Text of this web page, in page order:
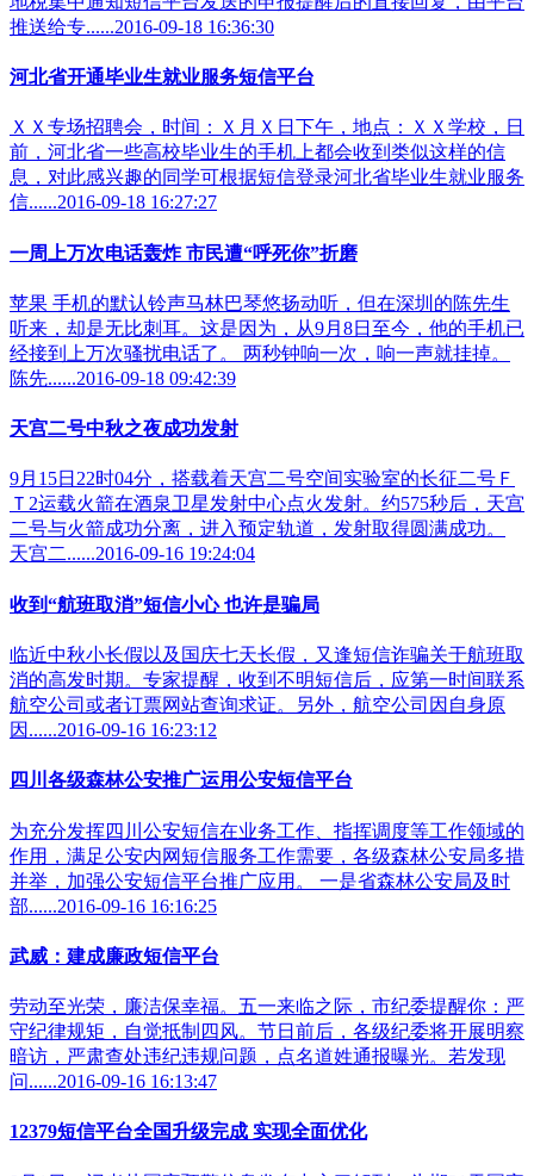
推送给专......2016-09-18 16:36:30
河北省开通毕业生就业服务短信平台
ＸＸ专场招聘会，时间：Ｘ月Ｘ日下午，地点：ＸＸ学校，日
前，河北省一些高校毕业生的手机上都会收到类似这样的信
息，对此感兴趣的同学可根据短信登录河北省毕业生就业服务
信......2016-09-18 16:27:27
一周上万次电话轰炸 市民遭“呼死你”折磨
苹果 手机的默认铃声马林巴琴悠扬动听，但在深圳的陈先生
听来，却是无比刺耳。这是因为，从9月8日至今，他的手机已
经接到上万次骚扰电话了。 两秒钟响一次，响一声就挂掉。
陈先......2016-09-18 09:42:39
天宫二号中秋之夜成功发射
9月15日22时04分，搭载着天宫二号空间实验室的长征二号Ｆ
Ｔ2运载火箭在酒泉卫星发射中心点火发射。约575秒后，天宫
二号与火箭成功分离，进入预定轨道，发射取得圆满成功。
天宫二......2016-09-16 19:24:04
收到“航班取消”短信小心 也许是骗局
临近中秋小长假以及国庆七天长假，又逢短信诈骗关于航班取
消的高发时期。专家提醒，收到不明短信后，应第一时间联系
航空公司或者订票网站查询求证。另外，航空公司因自身原
因......2016-09-16 16:23:12
四川各级森林公安推广运用公安短信平台
为充分发挥四川公安短信在业务工作、指挥调度等工作领域的
作用，满足公安内网短信服务工作需要，各级森林公安局多措
并举，加强公安短信平台推广应用。 一是省森林公安局及时
部......2016-09-16 16:16:25
武威：建成廉政短信平台
劳动至光荣，廉洁保幸福。五一来临之际，市纪委提醒你：严
守纪律规矩，自觉抵制四风。节日前后，各级纪委将开展明察
暗访，严肃查处违纪违规问题，点名道姓通报曝光。若发现
问......2016-09-16 16:13:47
12379短信平台全国升级完成 实现全面优化